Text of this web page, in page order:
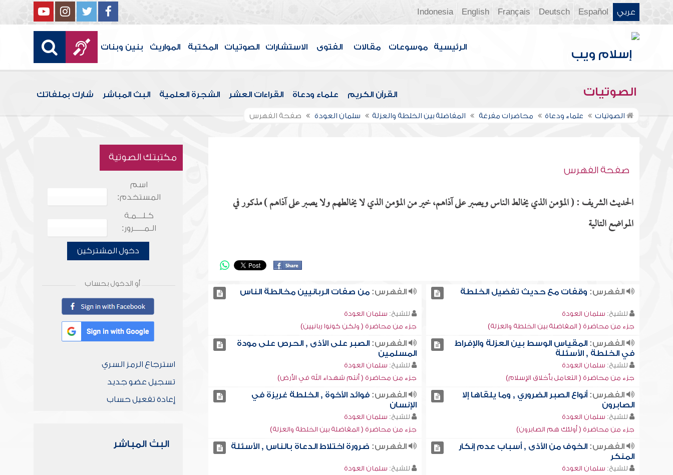
عربي Español
Deutsch
Français
English
Indonesia
الرئيسية موسوعات مقالات الفتوى الاستشارات الصوتيات المكتبة المواريث بنين وبنات
الصوتيات القرآن الكريم علماء ودعاة القراءات العشر الشجرة العلمية البث المباشر شارك بملفاتك
الصوتيات علماء ودعاة محاضرات مفرغة المفاضلة بين الخلطة والعزلة سلمان العودة صفحة الفهرس
صفحة الفهرس
الحديث الشريف : ( المؤمن الذي يخالط الناس ويصبر على آذاهم، خير من المؤمن الذي لا يخالطهم ولا يصبر على آذاهم ) مذكور في
المواضع التالية
الفهرس: وقفات مع حديث تفضيل الخلطة
للشيخ: سلمان العودة
جزء من محاضرة ( المفاضلة بين الخلطة والعزلة)
الفهرس: من صفات الربانيين مخالطة الناس
للشيخ: سلمان العودة
جزء من محاضرة ( ولكن كونوا ربانيين)
الفهرس:المقياس الوسط بين العزلة والإفراط
في الخلطة , الأسئلة
للشيخ: سلمان العودة
جزء من محاضرة ( التعامل بأخلاق الإسلام)
الفهرس: الصبر على الأذى , الحرص على مودة
المسلمين
للشيخ: سلمان العودة
جزء من محاضرة ( أنتم شهداء الله في الأرض)
الفهرس:أنواع الصبر الضروري , وما يلقاها إلا
الصابرون
للشيخ: سلمان العودة
جزء من محاضرة ( أولئك هم الصابرون)
الفهرس: فوائد الأخوة , الخلطة غريزة في
الإنسان
للشيخ: سلمان العودة
جزء من محاضرة ( المفاضلة بين الخلطة والعزلة)
الفهرس:الخوف من الأذى , أسباب عدم إنكار
المنكر
للشيخ: سلمان العودة
الفهرس: ضرورة اختلاط الدعاة بالناس , الأسئلة
للشيخ: سلمان العودة
مكتبتك الصوتية
اسم
المستخدم:
كـلـــمـة
الـمـــــرور:
دخول المشتركين
أو الدخول بحساب
استرجاع الرمز السري
تسجيل عضو جديد
إعادة تفعيل حساب
البث المباشر